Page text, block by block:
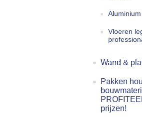
Vloeren
Wand &
Pakken
prijzen!